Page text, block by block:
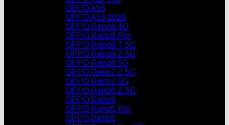
OPPO A55
OPPO A53 2020
OPPO Reno8 4G
OPPO Reno8 Pro
OPPO Reno8 T 5G
OPPO Reno8 Z 5G
OPPO Reno8 5G
OPPO Reno7 Z 5G
OPPO Reno7 5G
OPPO Reno6 Z 5G
OPPO Reno6
OPPO Reno5 Pro
OPPO Reno5